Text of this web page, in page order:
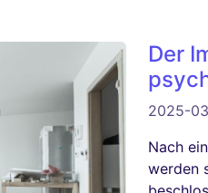
Der
2025-
Nach
werden